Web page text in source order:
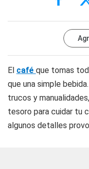
El café que tomas
que una simple
trucos y
tesoro para cuidar tu
algunos detalles